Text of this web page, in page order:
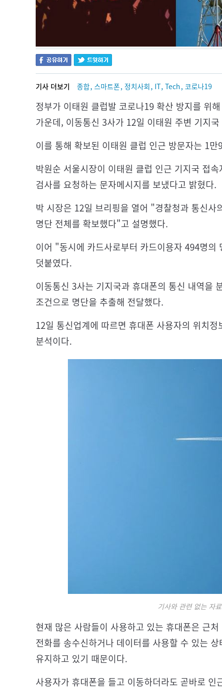
기사 더보기 종합, 스마트폰, 정치사회, IT, Tech, 코로나19
정부가 이태원 클럽발 코로나19 확산 방지를 위
가운데, 이동통신 3사가 12일 이태원 주변 기지
이를 통해 확보된 이태원 클럽 인근 방문자는 1
박원순 서울시장이 이태원 클럽 인근 기지국 접
검사를 요청하는 문자메시지를 보냈다고 밝혔다.
박 시장은 12일 브리핑을 열어 "경찰청과 통신
명단 전체를 확보했다"고 설명했다.
이어 "동시에 카드사로부터 카드이용자 494명
덧붙였다.
이동통신 3사는 기지국과 휴대폰의 통신 내역을
조건으로 명단을 추출해 전달했다.
12일 통신업계에 따르면 휴대폰 사용자의 위치
분석이다.
기사와 관련 없는
현재 많은 사람들이 사용하고 있는 휴대폰은 근
전화를 송수신하거나 데이터를 사용할 수 있는
유지하고 있기 때문이다.
사용자가 휴대폰을 들고 이동하더라도 곧바로